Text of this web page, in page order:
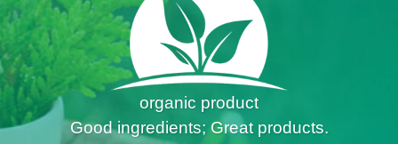
organic product
Good ingredients; Great products.